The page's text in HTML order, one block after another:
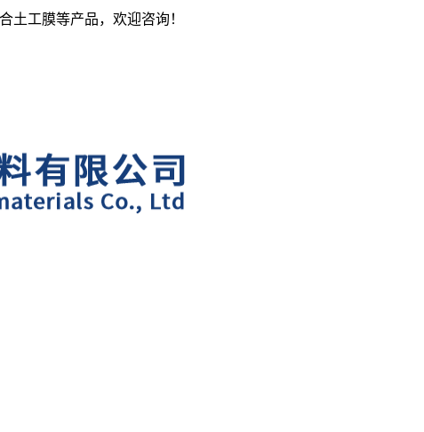
土工膜等产品，欢迎咨询！